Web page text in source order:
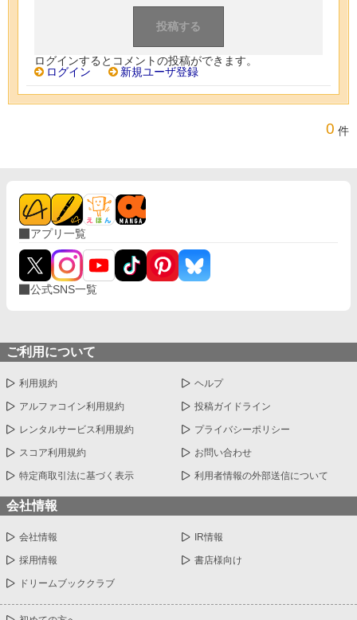
ログインするとコメントの投稿ができます。
ログイン
新規ユーザ登録
0 件
アプリ一覧
公式SNS一覧
ご利用について
利用規約 ヘルプ
アルファコイン利用規約 投稿ガイドライン
レンタルサービス利用規約 プライバシーポリシー
スコア利用規約 お問い合わせ
特定商取引法に基づく表示 利用者情報の外部送信について
会社情報
会社情報 IR情報
採用情報 書店様向け
ドリームブッククラブ